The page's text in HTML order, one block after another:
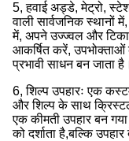
5, हवाई अड्डे, मेट्रो,
वाली सार्वजनिक स्थानों
में, अपने उज्ज्वल और
आकर्षित करें,
प्रभावी साधन बन जाता है।
6, शिल्प उपहारः एक
और शिल्प के साथ
एक कीमती उपहार बन
को दर्शाता है,बल्कि